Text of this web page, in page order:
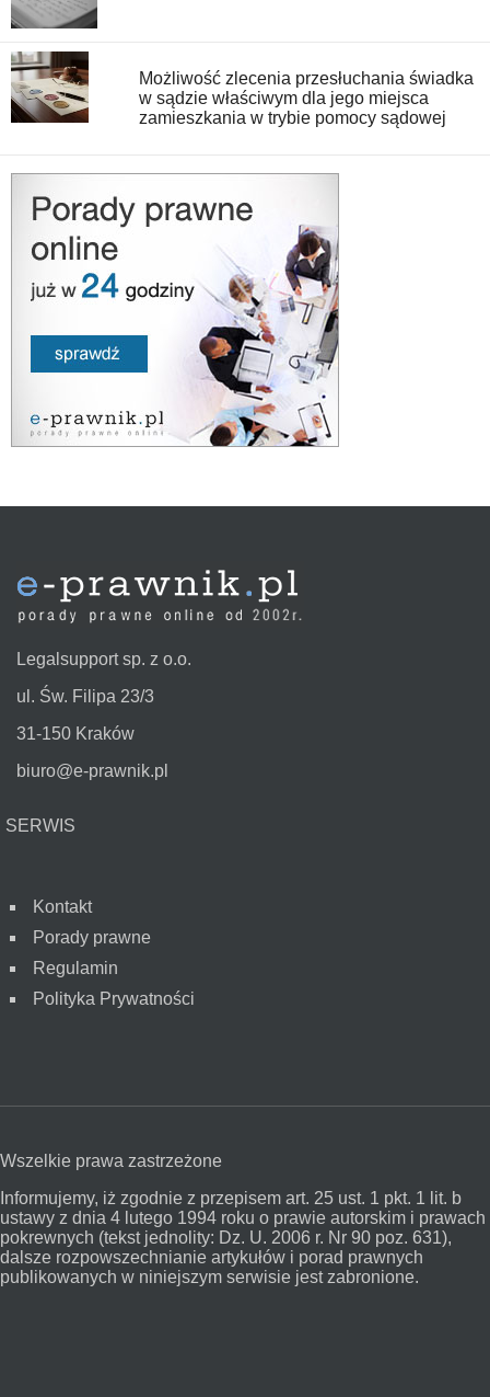
Możliwość zlecenia przesłuchania świadka
w sądzie właściwym dla jego miejsca
zamieszkania w trybie pomocy sądowej
Legalsupport sp. z o.o.
ul. Św. Filipa 23/3
31-150 Kraków
biuro@e-prawnik.pl
SERWIS
Kontakt
Porady prawne
Regulamin
Polityka Prywatności
Wszelkie prawa zastrzeżone
Informujemy, iż zgodnie z przepisem art. 25 ust. 1 pkt. 1 lit. b
ustawy z dnia 4 lutego 1994 roku o prawie autorskim i prawach
pokrewnych (tekst jednolity: Dz. U. 2006 r. Nr 90 poz. 631),
dalsze rozpowszechnianie artykułów i porad prawnych
publikowanych w niniejszym serwisie jest zabronione.